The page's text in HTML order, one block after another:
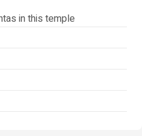
in this temple